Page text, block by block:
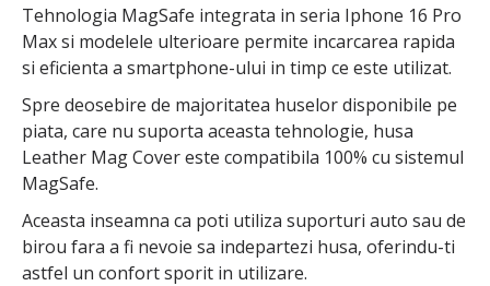
Tehnologia MagSafe integrata in seria Iphone 16 Pro
Max si modelele ulterioare permite incarcarea rapida
si eficienta a smartphone-ului in timp ce este utilizat.
Spre deosebire de majoritatea huselor disponibile pe
piata, care nu suporta aceasta tehnologie, husa
Leather Mag Cover este compatibila 100% cu sistemul
MagSafe.
Aceasta inseamna ca poti utiliza suporturi auto sau de
birou fara a fi nevoie sa indepartezi husa, oferindu-ti
astfel un confort sporit in utilizare.